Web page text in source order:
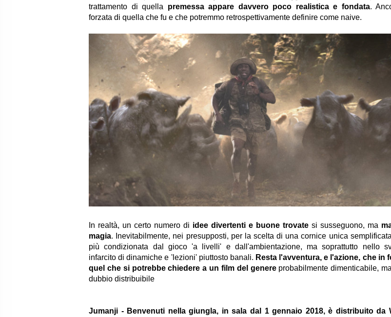
trattamento di quella premessa appare davvero poco realistica e fondata.
forzata di quella che fu e che potremmo retrospettivamente definire come naive.
In realtà, un certo numero di idee divertenti e buone trovate si susseguono, ma
magia. Inevitabilmente, nei presupposti, per la scelta di una cornice unica
più condizionata dal gioco 'a livelli' e dall'ambientazione, ma soprattutto nello
infarcito di dinamiche e 'lezioni' piuttosto banali. Resta l'avventura, e l'azione, che in
quel che si potrebbe chiedere a un film del genereprobabilmente dimenticabile,
dubbio distribuibile
Jumanji - Benvenuti nella giungla, in sala dal 1 gennaio 2018, è distribuito da